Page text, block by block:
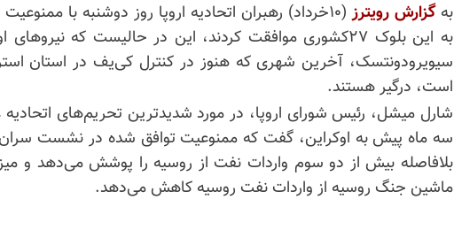
بهگزارش رویترز(۱۰خرداد)
رهبران اتحادیه اروپا روز دوشنبه با
به این بلوک ۲۷کشوری موافقت کردند، این در حالیست که
سیویرودونتسک، آخرین شهری که هنوز در کنترل کی‌یف در استان
است، درگیر هستند.
شارل میشل، رئیس شورای اروپا، در مورد شدیدترین تحریم‌های
سه ماه پیش به اوکراین، گفت که ممنوعیت توافق شده در نشست سران
بلافاصله بیش از دو سوم واردات نفت از روسیه را پوشش می‌دهد و
ماشین جنگ روسیه از واردات نفت روسیه کاهش می‌دهد.